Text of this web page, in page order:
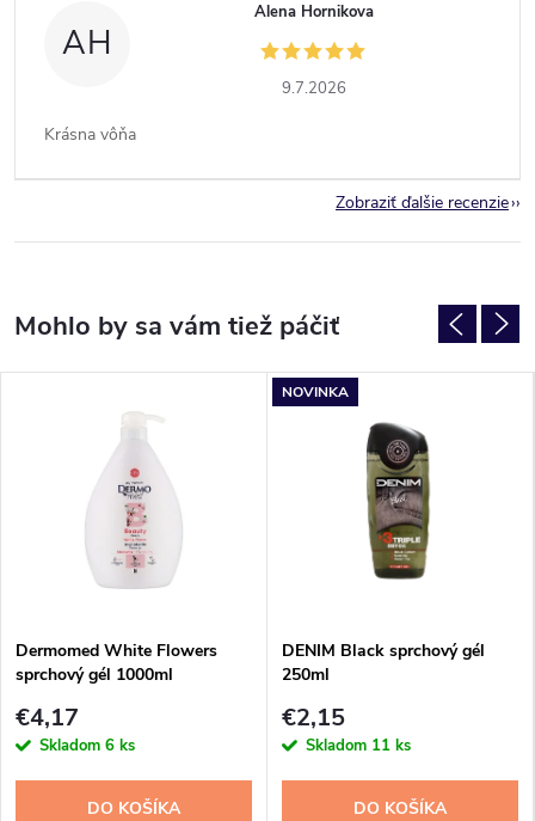
Dermomed White Flowers
sprchový gél 1000ml
€4,17
Skladom 6 ks
DO KOŠÍKA
NOVINKA
DENIM Black sprchový gél
250ml
€2,15
Skladom 11 ks
DO KOŠÍKA
AH
Alena Hornikova
9.7.2026
Krásna vôňa
Zobraziť ďalšie recenzie